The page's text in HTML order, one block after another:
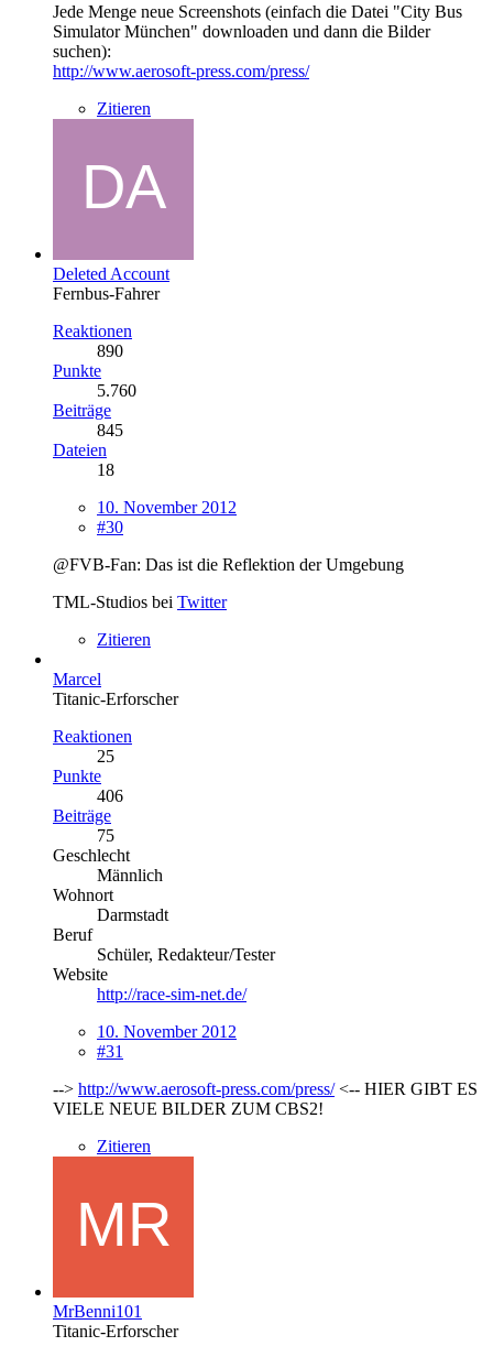
Jede Menge neue Screenshots (einfach die Datei "City Bus
Simulator München" downloaden und dann die Bilder
suchen):
http://www.aerosoft-press.com/press/
Zitieren
Deleted Account
Fernbus-Fahrer
Reaktionen
890
Punkte
5.760
Beiträge
845
Dateien
18
10. November 2012
#30
@FVB-Fan: Das ist die Reflektion der Umgebung
TML-Studios bei Twitter
Zitieren
Marcel
Titanic-Erforscher
Reaktionen
25
Punkte
406
Beiträge
75
Geschlecht
Männlich
Wohnort
Darmstadt
Beruf
Schüler, Redakteur/Tester
Website
http://race-sim-net.de/
10. November 2012
#31
--> http://www.aerosoft-press.com/press/<-- HIER GIBT ES
VIELE NEUE BILDER ZUM CBS2!
Zitieren
MrBenni101
Titanic-Erforscher